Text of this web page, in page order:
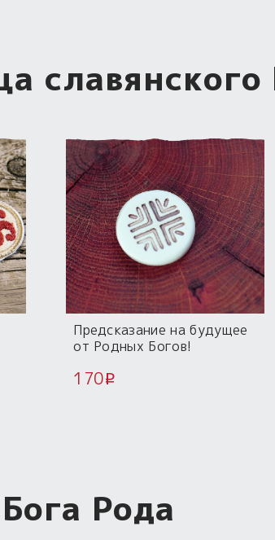
Предсказание на будущее
от Родных Богов!
170i
Рода